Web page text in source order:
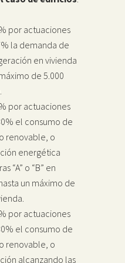
por actuaciones
la demanda de
en vivienda
de 5.000
por actuaciones
el consumo de
renovable, o
energética
“A” o “B” en
un máximo de
por actuaciones
el consumo de
renovable, o
alcanzando las